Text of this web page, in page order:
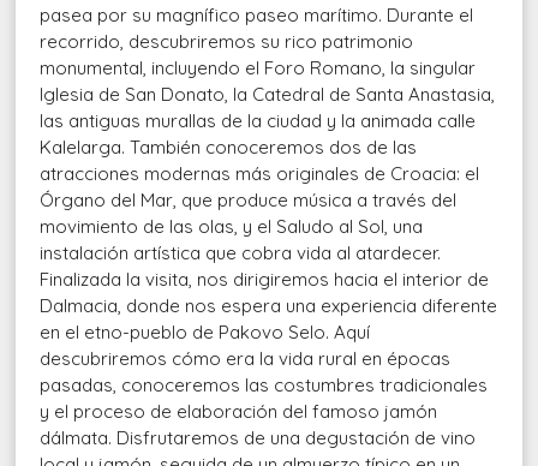
pasea por su magnífico paseo marítimo. Durante el
recorrido, descubriremos su rico patrimonio
monumental, incluyendo el Foro Romano, la singular
Iglesia de San Donato, la Catedral de Santa Anastasia,
las antiguas murallas de la ciudad y la animada calle
Kalelarga. También conoceremos dos de las
atracciones modernas más originales de Croacia: el
Órgano del Mar, que produce música a través del
movimiento de las olas, y el Saludo al Sol, una
instalación artística que cobra vida al atardecer.
Finalizada la visita, nos dirigiremos hacia el interior de
Dalmacia, donde nos espera una experiencia diferente
en el etno-pueblo de Pakovo Selo. Aquí
descubriremos cómo era la vida rural en épocas
pasadas, conoceremos las costumbres tradicionales
y el proceso de elaboración del famoso jamón
dálmata. Disfrutaremos de una degustación de vino